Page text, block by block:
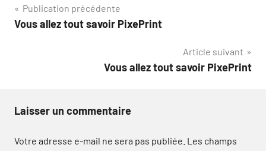
Navigation
de
Publication précédente
Vous allez tout savoir PixePrint
Article suivant
Vous allez tout savoir PixePrint
Laisser un commentaire
Votre adresse e-mail ne sera pas publiée. Les champs